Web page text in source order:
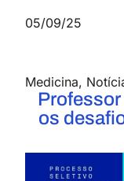
05/09/25
Medicina,
os